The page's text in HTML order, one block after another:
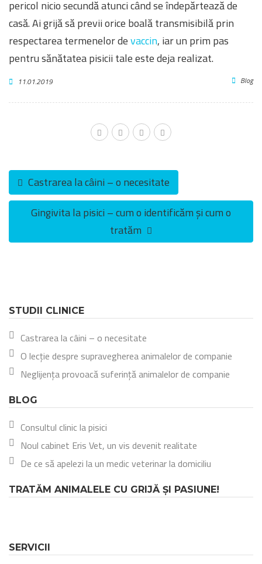
pericol nicio secundă atunci când se îndepărtează de
casă. Ai grijă să previi orice boală transmisibilă prin
respectarea termenelor devaccin, iar un prim pas
pentru sănătatea pisicii tale este deja realizat.
11.01.2019 Blog
Castrarea la câini – o necesitate
Gingivita la pisici – cum o identificăm și cum o
tratăm
STUDII CLINICE
Castrarea la câini – o necesitate
O lecție despre supravegherea animalelor de companie
Neglijența provoacă suferință animalelor de companie
BLOG
Consultul clinic la pisici
Noul cabinet Eris Vet, un vis devenit realitate
De ce să apelezi la un medic veterinar la domiciliu
TRATĂM ANIMALELE CU GRIJĂ ȘI PASIUNE!
SERVICII